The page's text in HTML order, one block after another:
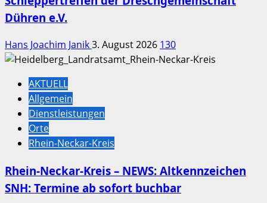
Dühren e.V.
Hans Joachim Janik3. August 2026 130
AKTUELL
Allgemein
Dienstleistungen
Orte
Rhein-Neckar-Kreis
Rhein-Neckar-Kreis – NEWS: Altkennzeichen
SNH: Termine ab sofort buchbar